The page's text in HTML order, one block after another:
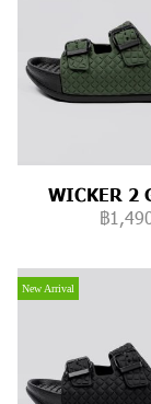
WICKER 2
฿
New Arrival